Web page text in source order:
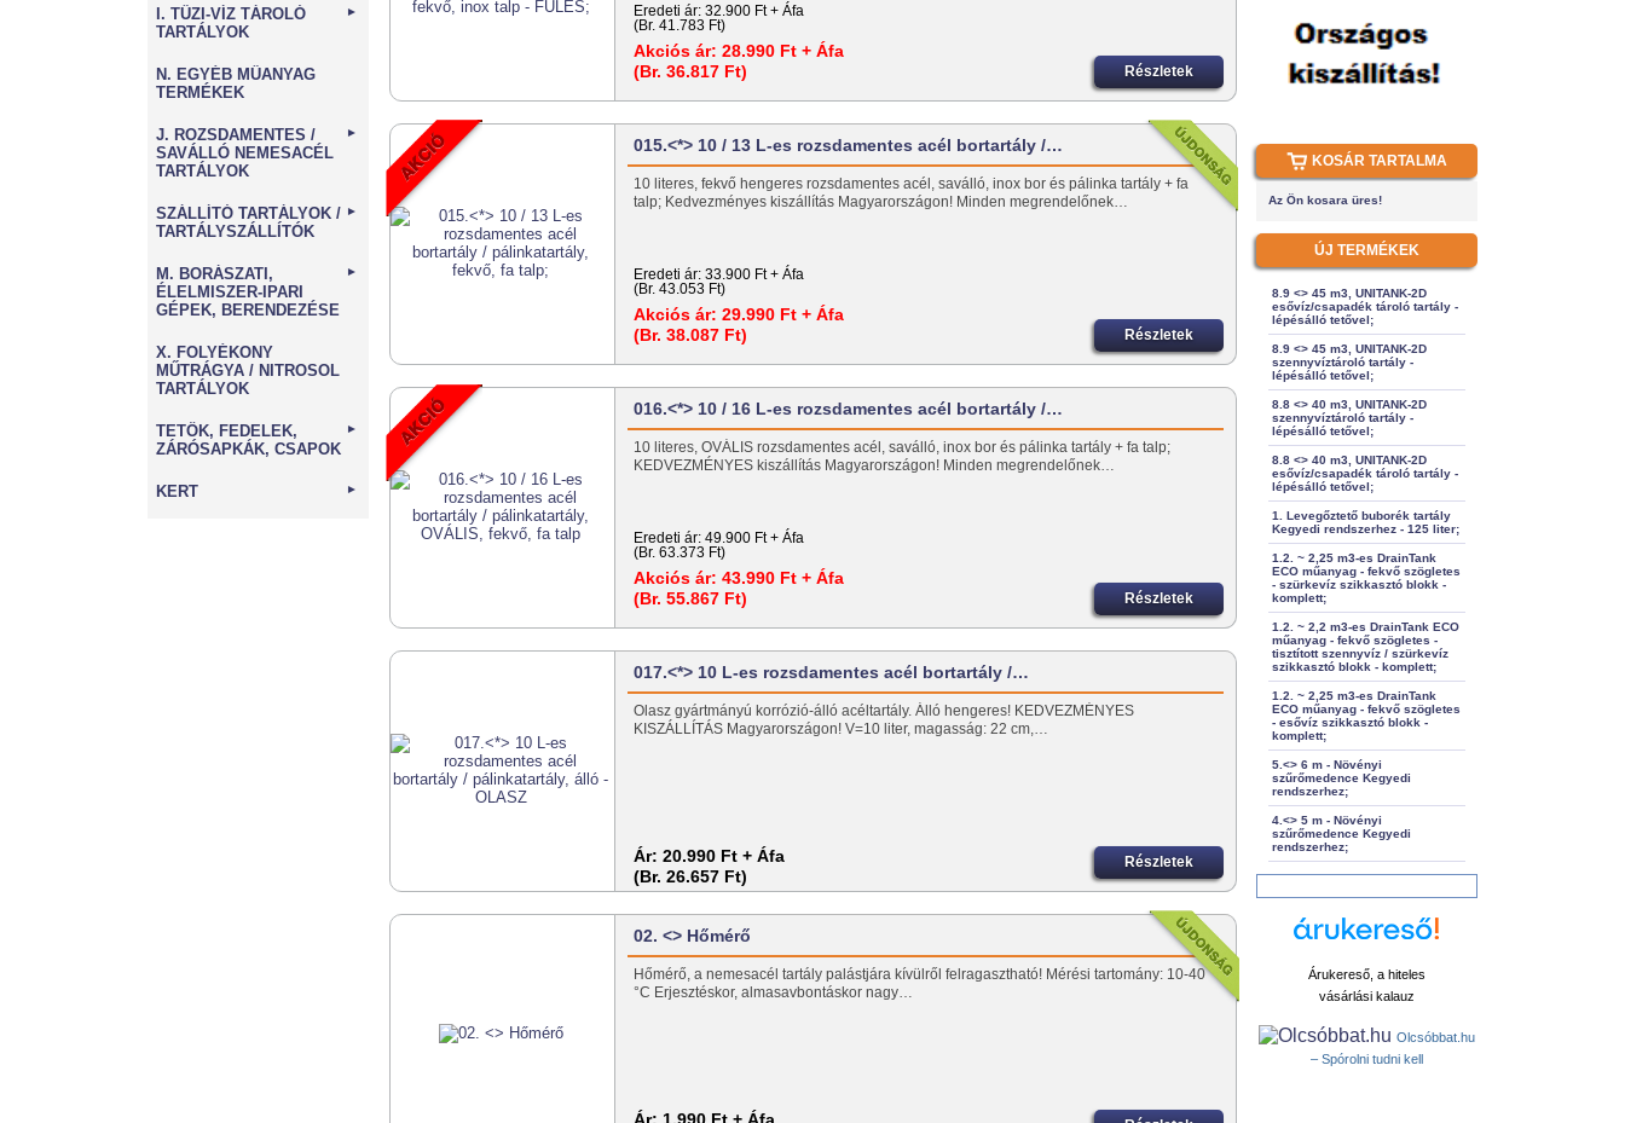
I. TŰZI-VÍZ TÁROLÓ
TARTÁLYOK
►
N. EGYÉB MŰANYAG
TERMÉKEK
J. ROZSDAMENTES /
SAVÁLLÓ NEMESACÉL
TARTÁLYOK
►
SZÁLLÍTÓ TARTÁLYOK /
TARTÁLYSZÁLLÍTÓK
►
M. BORÁSZATI,
ÉLELMISZER-IPARI
GÉPEK, BERENDEZÉSE
►
X. FOLYÉKONY
MŰTRÁGYA / NITROSOL
TARTÁLYOK
TETŐK, FEDELEK,
ZÁRÓSAPKÁK, CSAPOK
►
KERT ►
Eredeti ár: 32.900 Ft + Áfa
(Br. 41.783 Ft)
Akciós ár: 28.990 Ft + Áfa
(Br. 36.817 Ft)
Részletek
015.<*> 10 / 13 L-es rozsdamentes acél bortartály /…
10 literes, fekvő hengeres rozsdamentes acél, saválló, inox bor és pálinka tartály + fa
talp; Kedvezményes kiszállítás Magyarországon! Minden megrendelőnek…
Eredeti ár: 33.900 Ft + Áfa
(Br. 43.053 Ft)
Akciós ár: 29.990 Ft + Áfa
(Br. 38.087 Ft)
Részletek
016.<*> 10 / 16 L-es rozsdamentes acél bortartály /…
10 literes, OVÁLIS rozsdamentes acél, saválló, inox bor és pálinka tartály + fa talp;
KEDVEZMÉNYES kiszállítás Magyarországon! Minden megrendelőnek…
Eredeti ár: 49.900 Ft + Áfa
(Br. 63.373 Ft)
Akciós ár: 43.990 Ft + Áfa
(Br. 55.867 Ft)
Részletek
017.<*> 10 L-es rozsdamentes acél bortartály /…
Olasz gyártmányú korrózió-álló acéltartály. Álló hengeres! KEDVEZMÉNYES
KISZÁLLÍTÁS Magyarországon! V=10 liter, magasság: 22 cm,…
Ár: 20.990 Ft + Áfa
(Br. 26.657 Ft)
Részletek
02. <> Hőmérő
Hőmérő, a nemesacél tartály palástjára kívülről felragasztható! Mérési tartomány: 10-40
°C Erjesztéskor, almasavbontáskor nagy…
KOSÁR TARTALMA
Az Ön kosara üres!
ÚJ TERMÉKEK
8.9 <> 45 m3, UNITANK-2D
esővíz/csapadék tároló tartály -
lépésálló tetővel;
8.9 <> 45 m3, UNITANK-2D
szennyvíztároló tartály -
lépésálló tetővel;
8.8 <> 40 m3, UNITANK-2D
szennyvíztároló tartály -
lépésálló tetővel;
8.8 <> 40 m3, UNITANK-2D
esővíz/csapadék tároló tartály -
lépésálló tetővel;
1. Levegőztető buborék tartály
Kegyedi rendszerhez - 125 liter;
1.2. ~ 2,25 m3-es DrainTank
ECO műanyag - fekvő szögletes
- szürkevíz szikkasztó blokk -
komplett;
1.2. ~ 2,2 m3-es DrainTank ECO
műanyag - fekvő szögletes -
tisztított szennyvíz / szürkevíz
szikkasztó blokk - komplett;
1.2. ~ 2,25 m3-es DrainTank
ECO műanyag - fekvő szögletes
- esővíz szikkasztó blokk -
komplett;
5.<> 6 m - Növényi
szűrőmedence Kegyedi
rendszerhez;
4.<> 5 m - Növényi
szűrőmedence Kegyedi
rendszerhez;
Árukereső, a hiteles
vásárlási kalauz
Olcsóbbat.hu
– Spórolni tudni kell